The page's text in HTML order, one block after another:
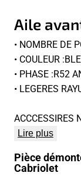
Aile
• NOMBRE DE
• COULEUR
• PHASE :R52
• LEGERES
ACCCESSIRES
Lire plus
Pièce
Cabriolet